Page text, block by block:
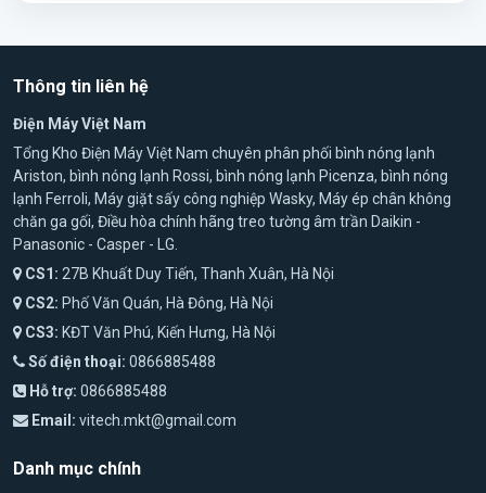
Thông tin liên hệ
Điện Máy Việt Nam
Tổng Kho Điện Máy Việt Nam chuyên phân phối bình nóng lạnh
Ariston, bình nóng lạnh Rossi, bình nóng lạnh Picenza, bình nóng
lạnh Ferroli, Máy giặt sấy công nghiệp Wasky, Máy ép chân không
chăn ga gối, Điều hòa chính hãng treo tường âm trần Daikin -
Panasonic - Casper - LG.
CS1: 27B Khuất Duy Tiến, Thanh Xuân, Hà Nội
CS2: Phố Văn Quán, Hà Đông, Hà Nội
CS3: KĐT Văn Phú, Kiến Hưng, Hà Nội
Số điện thoại: 0866885488
Hỗ trợ: 0866885488
Email: vitech.mkt@gmail.com
Danh mục chính